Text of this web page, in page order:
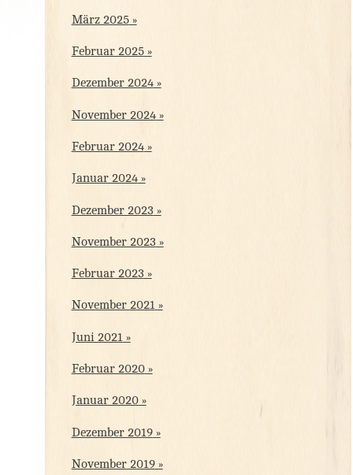
März 2025
Februar 2025
Dezember 2024
November 2024
Februar 2024
Januar 2024
Dezember 2023
November 2023
Februar 2023
November 2021
Juni 2021
Februar 2020
Januar 2020
Dezember 2019
November 2019